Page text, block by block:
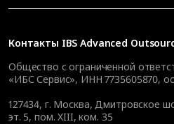
Контакты IBS Advanced
Общество с ограниченной
«ИБС Сервис», ИНН 7735605870,
127434, г. Москва, Дмитровское
эт. 5, пом. XIII, ком. 35